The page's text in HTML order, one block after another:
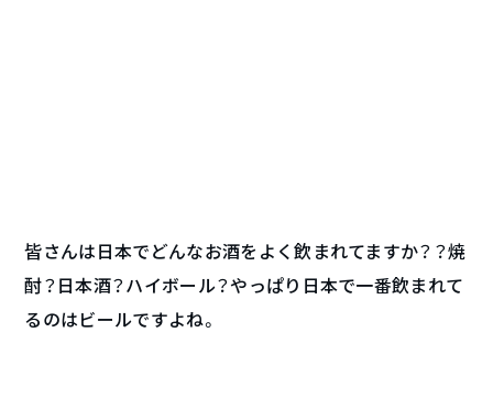
皆さんは日本でどんなお酒をよく飲まれてますか？？焼
酎？日本酒？ハイボール？やっぱり日本で一番飲まれて
るのはビールですよね。